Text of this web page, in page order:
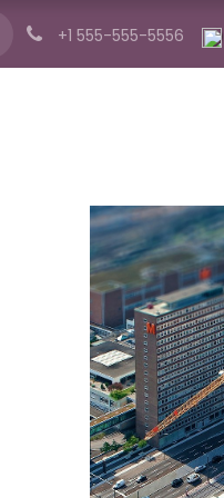
Novosti O
+1 555-555-5556